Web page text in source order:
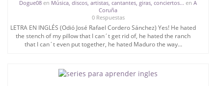
Dogue08 en Música, discos, artistas, cantantes, giras, conciertos... enA
Coruña
0 Respuestas
LETRA EN INGLÉS (Odió José Rafael Cordero Sánchez) Yes! He hated
the stench of my pillow that I can´t get rid of, he hated the ranch
that I can´t even put together, he hated Maduro the way...